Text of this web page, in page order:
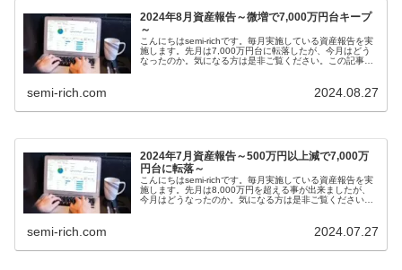
2024年8月資産報告～微増で7,000万円台キープ
～
こんにちはsemi-richです。毎月実施している資産報告を実
施します。先月は7,000万円台に転落したが、今月はどう
なったのか。気になる方は是非ご覧ください。この記事は
semi-rich.com 2024.08.27
2024年7月資産報告～500万円以上減で7,000万
円台に転落～
こんにちはsemi-richです。毎月実施している資産報告を実
施します。先月は8,000万円を超える事が出来ましたが、
今月はどうなったのか。気になる方は是非ご覧ください。
semi-rich.com 2024.07.27